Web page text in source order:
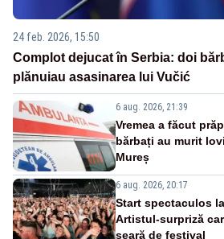
24 feb. 2026, 15:50
Complot dejucat în Serbia: doi
plănuiau asasinarea lui Vučić
6 aug. 2026, 21:39
Vremea a făcut
bărbați au murit
Mureș
6 aug. 2026, 20:17
Start spectaculos
Artistul-surpriză
seară de festival